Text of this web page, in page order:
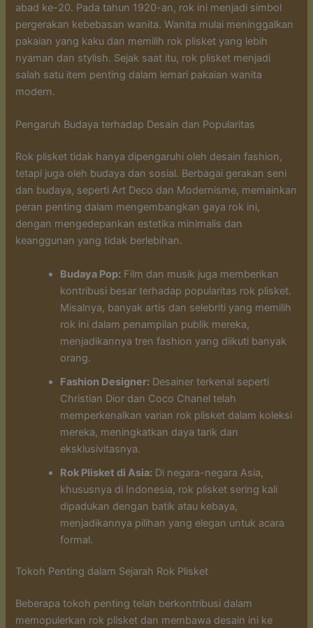
abad ke-20. Pada tahun 1920-an, rok ini menjadi simbol
pergerakan kebebasan wanita. Wanita mulai meninggalkan
pakaian yang kaku dan memilih rok plisket yang lebih
nyaman dan stylish. Sejak saat itu, rok plisket menjadi
salah satu item penting dalam lemari pakaian wanita
modern.
Pengaruh Budaya terhadap Desain dan Popularitas
Rok plisket tidak hanya dipengaruhi oleh desain fashion,
tetapi juga oleh budaya dan sosial. Berbagai gerakan seni
dan budaya, seperti Art Deco dan Modernisme, memainkan
peran penting dalam mengembangkan gaya rok ini,
dengan mengedepankan estetika minimalis dan
keanggunan yang tidak berlebihan.
Budaya Pop: Film dan musik juga memberikan
kontribusi besar terhadap popularitas rok plisket.
Misalnya, banyak artis dan selebriti yang memilih
rok ini dalam penampilan publik mereka,
menjadikannya tren fashion yang diikuti banyak
orang.
Fashion Designer: Desainer terkenal seperti
Christian Dior dan Coco Chanel telah
memperkenalkan varian rok plisket dalam koleksi
mereka, meningkatkan daya tarik dan
eksklusivitasnya.
Rok Plisket di Asia: Di negara-negara Asia,
khususnya di Indonesia, rok plisket sering kali
dipadukan dengan batik atau kebaya,
menjadikannya pilihan yang elegan untuk acara
formal.
Tokoh Penting dalam Sejarah Rok Plisket
Beberapa tokoh penting telah berkontribusi dalam
memopulerkan rok plisket dan membawa desain ini ke